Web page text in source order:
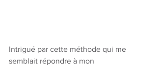
Intrigué par cette méthode qui me
semblait répondre à mon